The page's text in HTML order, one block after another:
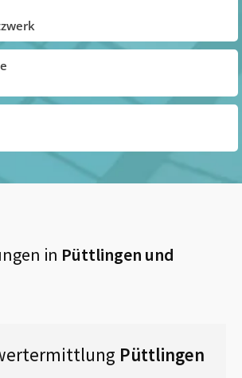
in Püttlingen und
Püttlingen